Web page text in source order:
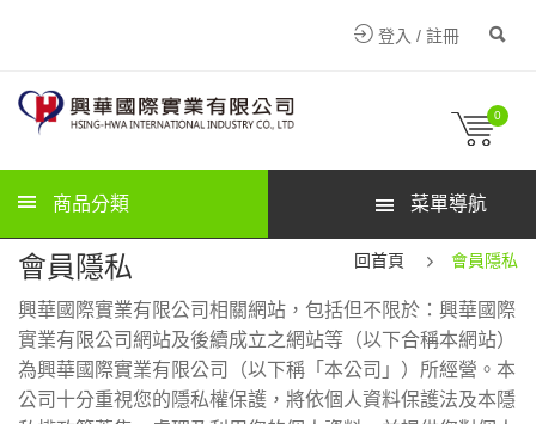
登入 / 註冊
0
商品分類 菜單導航
會員隱私 回首頁 會員隱私
興華國際實業有限公司相關網站，包括但不限於：興華國際
實業有限公司網站及後續成立之網站等（以下合稱本網站）
為興華國際實業有限公司（以下稱「本公司」）所經營。本
公司十分重視您的隱私權保護，將依個人資料保護法及本隱